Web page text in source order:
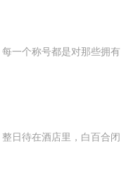
一个称号都是对那些拥有
日待在酒店里，白百合闭